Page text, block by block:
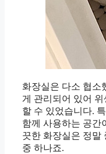
화장실은 다소 협소
게 관리되어 있어
할 수 있었습니다.
함께 사용하는 공간
끗한 화장실은 정말
중 하나죠.